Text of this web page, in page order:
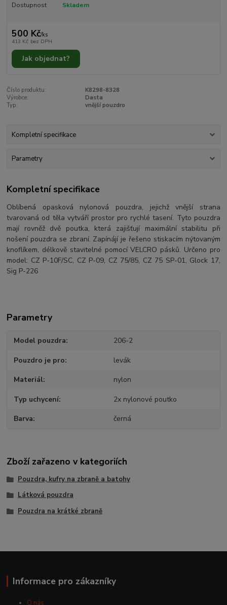
Dostupnost Skladem
500 Kč/ks
413 Kč bez DPH
Jak objednat?
Číslo produktu:
K8298-8328
Výrobce:
Dasta
Typ:
vnější pouzdro
Kompletní specifikace
Parametry
Kompletní specifikace
Oblíbená opasková nylonová pouzdra, jejichž vnější strana
tvarovaná od těla vytváří prostor pro rychlé tasení. Tyto pouzdra
mají rovněž dvě poutka, která zajišťují maximální stabilitu při
nošení pouzdra se zbraní. Zapínájí je řešeno stiskacím nýtovaným
knoflíkem, délkově stavitelné pomocí VELCRO pásků. Určeno pro
model: CZ P-10F/SC, CZ P-09, CZ 75/85, CZ 75 SP-01, Glock 17,
Sig P-226
Parametry
Model pouzdra 206-2
Pouzdro je pro levák
Materiál nylon
Typ uchycení 2x nylonové poutko
Barva černá
Zboží zařazeno v kategoriích
Pouzdra, kufry na zbraně a batohy
Látková pouzdra
Pouzdra na krátké zbraně
Informace pro zákazníky
O nás